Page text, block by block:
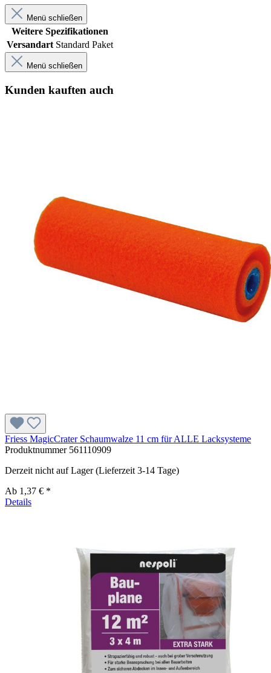
Menü schließen
Weitere Spezifikationen
Versandart Standard Paket
Menü schließen
Kunden kauften auch
Friess MagicCrater Schaumwalze 11 cm für ALLE Lacksysteme
Produktnummer 561110909
Derzeit nicht auf Lager (Lieferzeit 3-14 Tage)
Ab 1,37 € *
Details